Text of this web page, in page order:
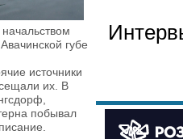
губе
источники
их. В
побывал